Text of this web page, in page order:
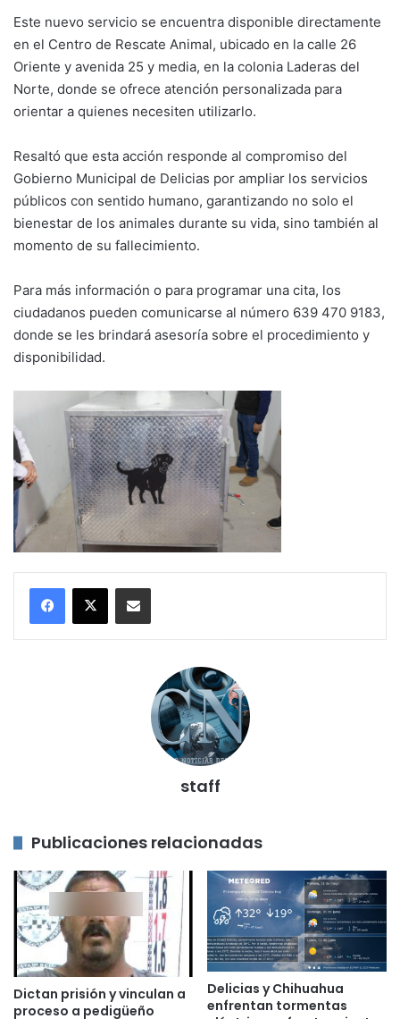
Este nuevo servicio se encuentra disponible directamente
en el Centro de Rescate Animal, ubicado en la calle 26
Oriente y avenida 25 y media, en la colonia Laderas del
Norte, donde se ofrece atención personalizada para
orientar a quienes necesiten utilizarlo.
Resaltó que esta acción responde al compromiso del
Gobierno Municipal de Delicias por ampliar los servicios
públicos con sentido humano, garantizando no solo el
bienestar de los animales durante su vida, sino también al
momento de su fallecimiento.
Para más información o para programar una cita, los
ciudadanos pueden comunicarse al número 639 470 9183,
donde se les brindará asesoría sobre el procedimiento y
disponibilidad.
Compartir por correo electrónico
staff
Publicaciones relacionadas
Dictan prisión y vinculan a
proceso a pedigüeño
Delicias y Chihuahua
enfrentan tormentas